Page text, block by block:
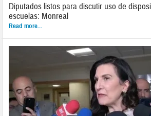
Diputados listos para discutir uso de
escuelas: Monreal
Read more...